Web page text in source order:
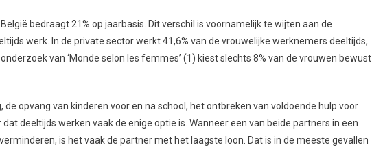
bedraagt 21% op jaarbasis. Dit verschil is voornamelijk te wijten aan de
werk. In de private sector werkt 41,6% van de vrouwelijke werknemers deeltijds,
van ‘Monde selon les femmes’ (1) kiest slechts 8% van de vrouwen bewust
de opvang van kinderen voor en na school, het ontbreken van voldoende hulp voor
deeltijds werken vaak de enige optie is. Wanneer een van beide partners in een
is het vaak de partner met het laagste loon. Dat is in de meeste gevallen